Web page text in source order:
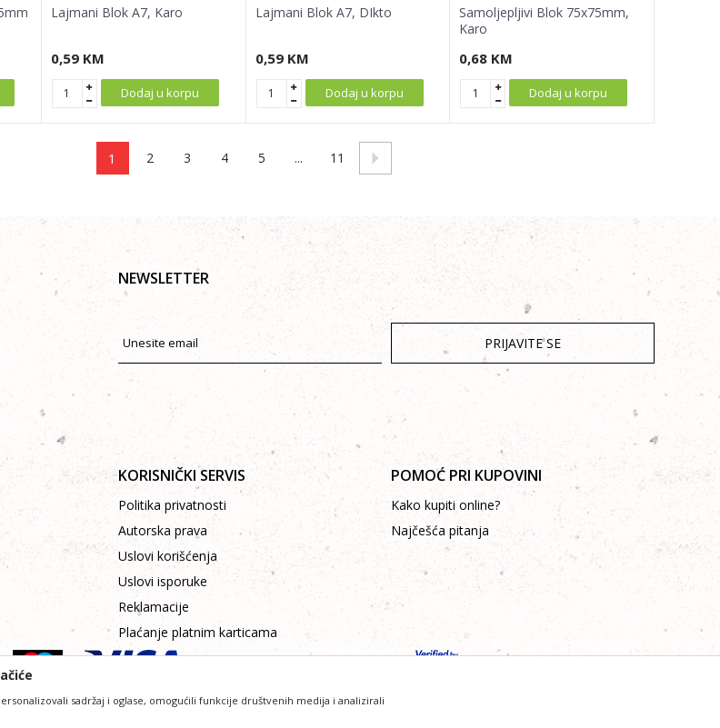
Lajmani Blok A7, Karo
0,59 KM
Dodaj u korpu
Lajmani Blok A7, DIkto
0,59 KM
Dodaj u korpu
Samoljepljivi Blok 75x75mm,
Karo
0,68 KM
Dodaj u korpu
1 2 3 4 5 ... 11
NEWSLETTER
PRIJAVITE SE
KORISNIČKI SERVIS
Politika privatnosti
Autorska prava
Uslovi korišćenja
Uslovi isporuke
Reklamacije
Plaćanje platnim karticama
POMOĆ PRI KUPOVINI
Kako kupiti online?
Najčešća pitanja
sadržaj i oglase, omogućili funkcije društvenih medija i analizirali